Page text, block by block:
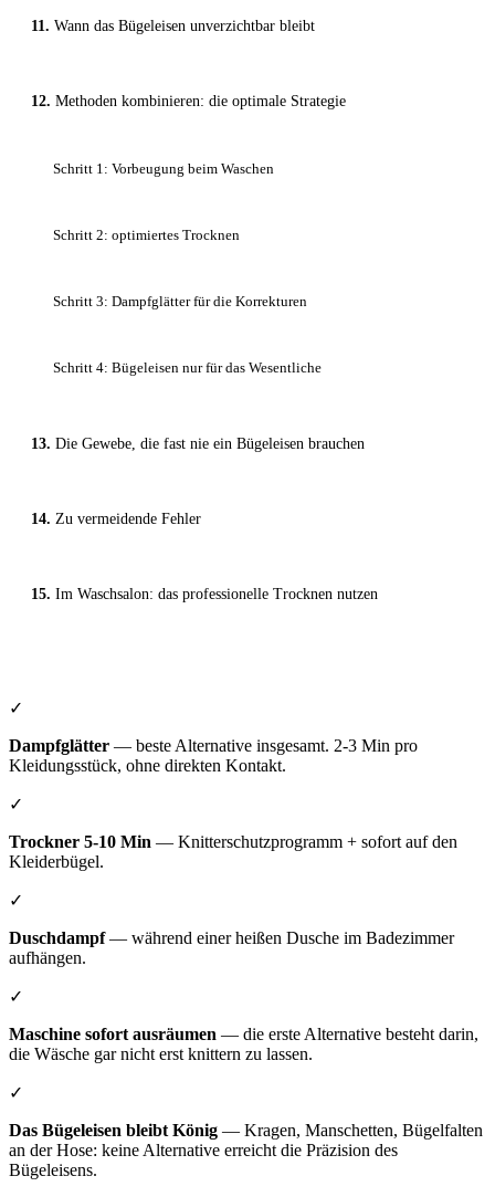
Wann das Bügeleisen unverzichtbar bleibt
Methoden kombinieren: die optimale Strategie
Schritt 1: Vorbeugung beim Waschen
Schritt 2: optimiertes Trocknen
Schritt 3: Dampfglätter für die Korrekturen
Schritt 4: Bügeleisen nur für das Wesentliche
Die Gewebe, die fast nie ein Bügeleisen brauchen
Zu vermeidende Fehler
Im Waschsalon: das professionelle Trocknen nutzen
✓
Dampfglätter — beste Alternative insgesamt. 2-3 Min pro
Kleidungsstück, ohne direkten Kontakt.
✓
Trockner 5-10 Min — Knitterschutzprogramm + sofort auf den
Kleiderbügel.
✓
Duschdampf— während einer heißen Dusche im Badezimmer
aufhängen.
✓
Maschine sofort ausräumen — die erste Alternative besteht darin,
die Wäsche gar nicht erst knittern zu lassen.
✓
Das Bügeleisen bleibt König — Kragen, Manschetten, Bügelfalten
an der Hose: keine Alternative erreicht die Präzision des
Bügeleisens.